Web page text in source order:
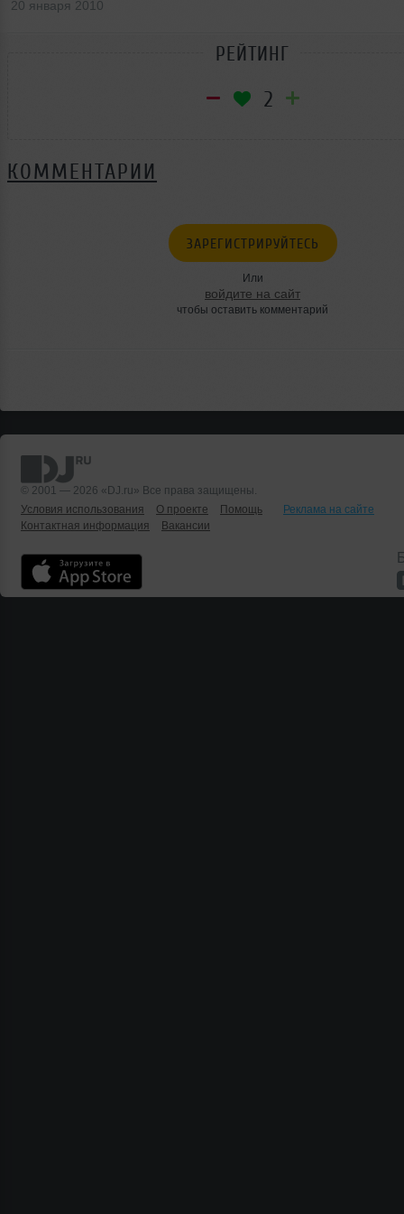
20 января 2010
РЕЙТИНГ
2
КОММЕНТАРИИ
ЗАРЕГИСТРИРУЙТЕСЬ
Или
войдите на сайт
чтобы оставить комментарий
© 2001 — 2026 «DJ.ru» Все права защищены.
Условия использования
О проекте Помощь
Реклама на сайте
Контактная информация
Вакансии